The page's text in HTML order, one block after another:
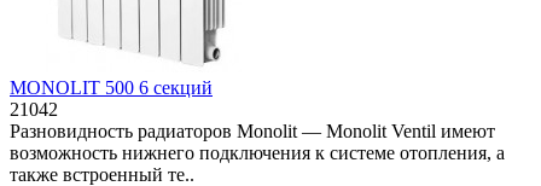
MONOLIT 500 6 секций
21042
Разновидность радиаторов Monolit — Monolit Ventil имеют
возможность нижнего подключения к системе отопления, а
также встроенный те..